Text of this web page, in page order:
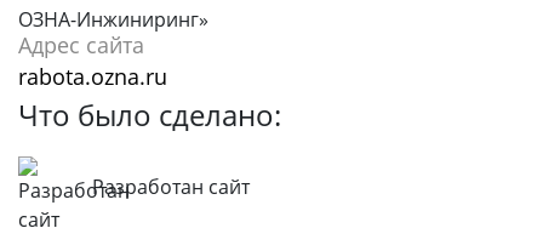
Адрес сайта
rabota.ozna.ru
Что было сделано:
Разработан сайт